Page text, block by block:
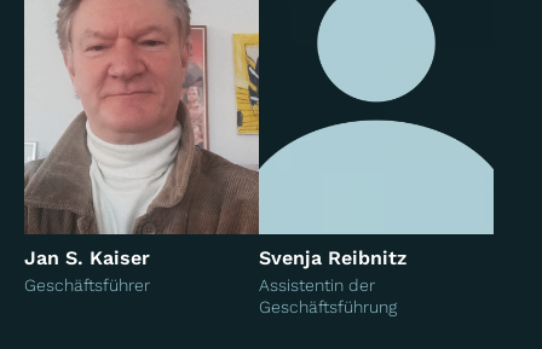
Jan S. Kaiser
Geschäftsführer
Svenja Reibnitz
Assistentin der
Geschäftsführung